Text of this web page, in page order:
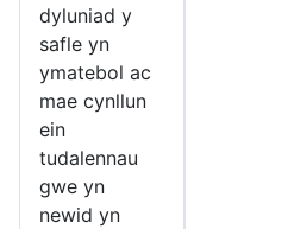
dyluniad y
safle yn
ymatebol ac
mae cynllun
ein
tudalennau
gwe yn
newid yn